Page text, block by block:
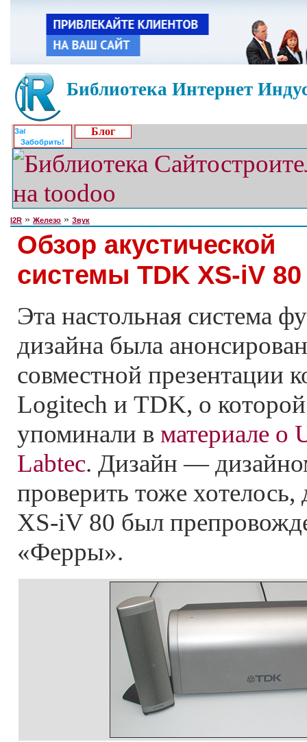
Библиотека Интернет
Забобрить!
Блог
I2R » Железо » Звук
Обзор акустической
системы TDK XS-iV 80
Эта настольная система
дизайна была
совместной презентации
Logitech и TDK, о
упоминали в материале о
Labtec. Дизайн —
проверить тоже хотелось,
XS-iV 80 был
«Ферры».